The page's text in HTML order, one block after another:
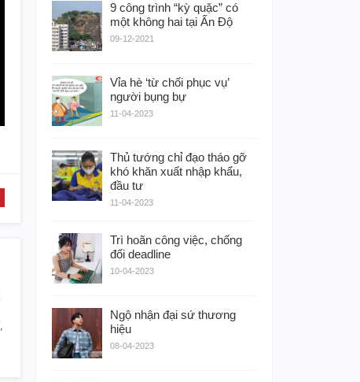
9 công trình “kỳ quặc” có
một không hai tại Ấn Độ
09-12-2021
Vỉa hè ‘từ chối phục vụ’
người bụng bự
11-04-2023
Thủ tướng chỉ đạo tháo gỡ
khó khăn xuất nhập khẩu,
đầu tư
11-04-2023
Trì hoãn công việc, chống
đối deadline
10-04-2023
Ngộ nhận đại sứ thương
hiệu
08-04-2023